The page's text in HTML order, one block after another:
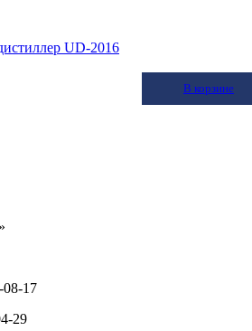
UD-2016
В корзину
В корзине
08-17
29